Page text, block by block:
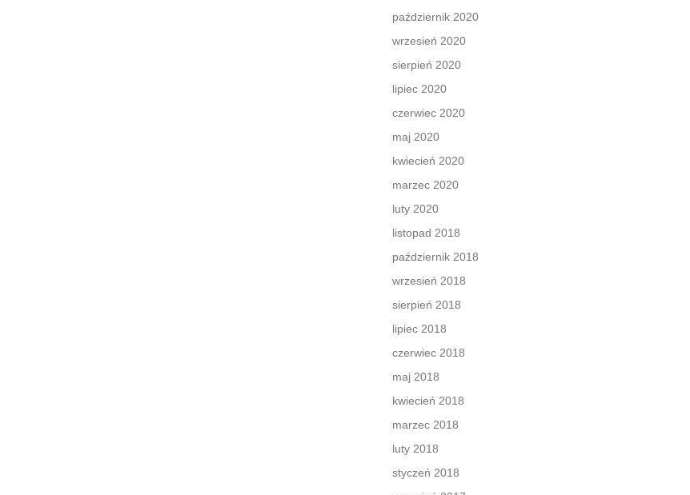
październik 2020
wrzesień 2020
sierpień 2020
lipiec 2020
czerwiec 2020
maj 2020
kwiecień 2020
marzec 2020
luty 2020
listopad 2018
październik 2018
wrzesień 2018
sierpień 2018
lipiec 2018
czerwiec 2018
maj 2018
kwiecień 2018
marzec 2018
luty 2018
styczeń 2018